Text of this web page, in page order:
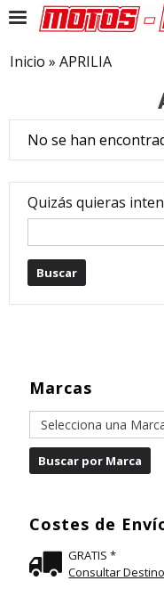
Marcas
Costes de
GRATIS *
Consultar
Inicio » APRILIA
No se han
Quizás quieras